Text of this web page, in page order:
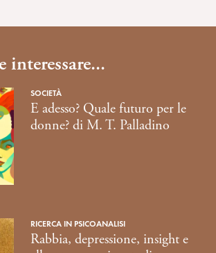
interessare...
SOCIETÀ
E adesso? Quale futuro per le
donne? di M. T. Palladino
RICERCA IN PSICOANALISI
Rabbia, depressione, insight e